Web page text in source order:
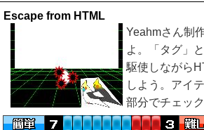
Escape from HTML
Yeahmさん制
よ。「タグ」
駆使しながら
しよう。アイ
部分でチェック